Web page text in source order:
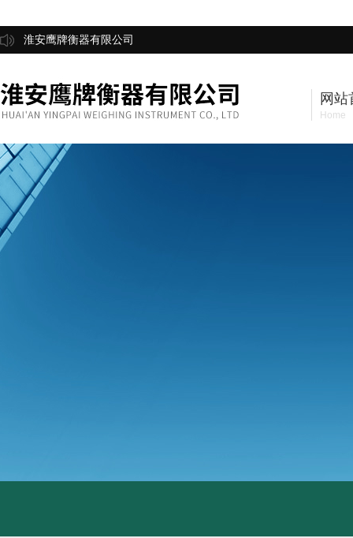
淮安鹰牌衡器有限公司
网站
Home